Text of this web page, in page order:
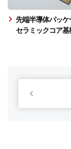
先端半導体パッ
セラミックコア基